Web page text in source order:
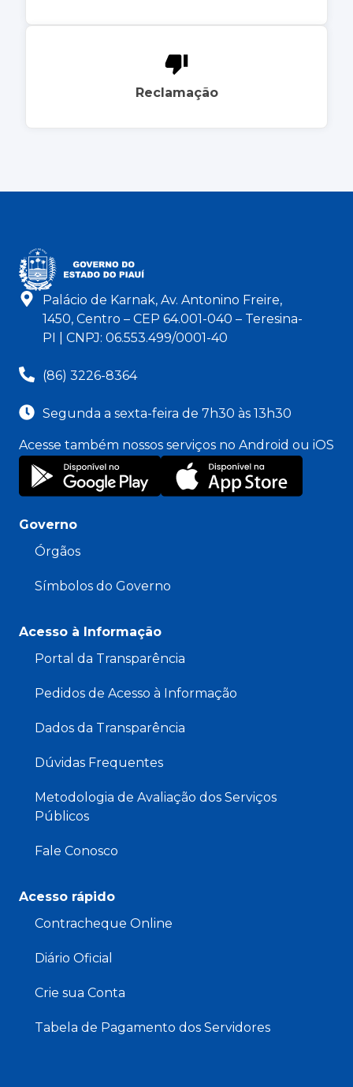
Reclamação
Palácio de Karnak, Av. Antonino Freire,
1450, Centro – CEP 64.001-040 – Teresina-
PI | CNPJ: 06.553.499/0001-40
(86) 3226-8364
Segunda a sexta-feira de 7h30 às 13h30
Acesse também nossos serviços no Android ou iOS
Governo
Órgãos
Símbolos do Governo
Acesso à Informação
Portal da Transparência
Pedidos de Acesso à Informação
Dados da Transparência
Dúvidas Frequentes
Metodologia de Avaliação dos Serviços
Públicos
Fale Conosco
Acesso rápido
Contracheque Online
Diário Oficial
Crie sua Conta
Tabela de Pagamento dos Servidores